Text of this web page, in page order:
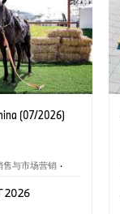
(07/2026)
售与市场营销 ·
2026